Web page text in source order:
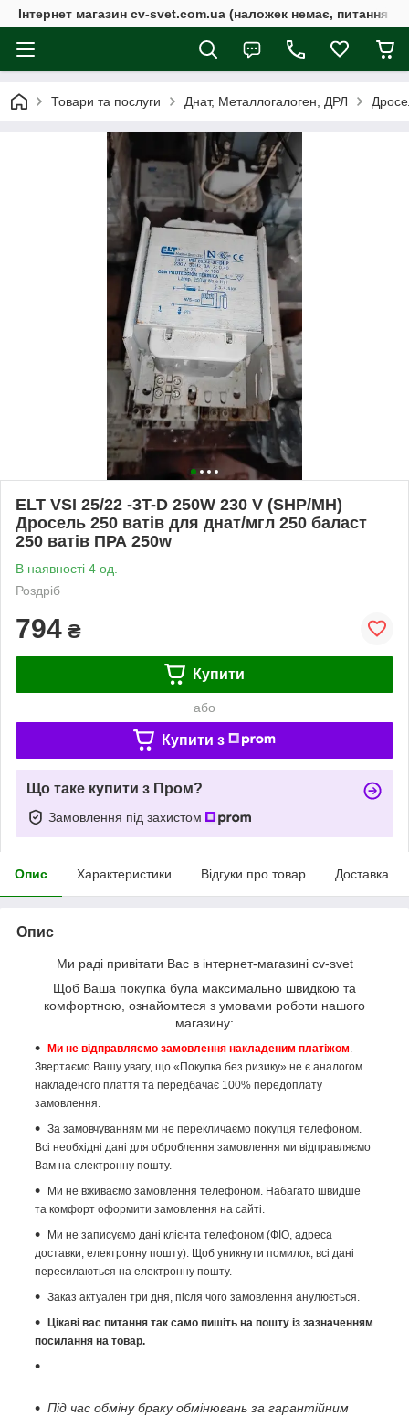
Інтернет магазин cv-svet.com.ua (наложек немає, питання у
Товари та послуги Днат, Металлогалоген, ДРЛ
ELT VSI 25/22 -3T-D 250W 230 V (SHP/MH)
Дросель 250 ватів для днат/мгл 250 баласт
250 ватів ПРА 250w
В наявності 4 од.
Роздріб
794 ₴
Купити
або
Купити з
Що таке купити з Пром?
Замовлення під захистом
Опис Характеристики Відгуки про товар Доставка
Опис
Ми раді привітати Вас в інтернет-магазині cv-svet
Щоб Ваша покупка була максимально швидкою та
комфортною, ознайомтеся з умовами роботи нашого
магазину:
Ми не відправляємо замовлення накладеним платіжом
Звертаємо Вашу увагу, що «Покупка без ризику» не є аналогом
накладеного плаття та передбачає 100% передоплату
замовлення.
За замовчуванням ми не перекличаємо покупця телефоном.
Всі необхідні дані для оброблення замовлення ми відправляємо
Вам на електронну пошту.
Ми не вживаємо замовлення телефоном. Набагато швидше
та комфорт оформити замовлення на сайті.
Ми не записуємо дані клієнта телефоном (ФІО, адреса
доставки, електронну пошту). Щоб уникнути помилок, всі дані
пересилаються на електронну пошту.
Заказ актуален три дня, після чого замовлення анулюється.
Цікаві вас питання так само пишіть на пошту із зазначенням
посилання на товар.
Під час обміну браку обмінювань за гарантійним